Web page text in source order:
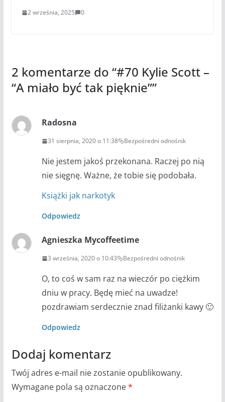
2 września, 2025 0
2 komentarze do “#70 Kylie Scott –
“A miało być tak pięknie””
Radosna
31 sierpnia, 2020 o 11:38 Bezpośredni odnośnik
Nie jestem jakoś przekonana. Raczej po nią
nie sięgnę. Ważne, że tobie się podobała.
Książki jak narkotyk
Odpowiedz
Agnieszka Mycoffeetime
3 września, 2020 o 10:43 Bezpośredni odnośnik
O, to coś w sam raz na wieczór po ciężkim
dniu w pracy. Będę mieć na uwadze!
pozdrawiam serdecznie znad filiżanki kawy 🙂
Odpowiedz
Dodaj komentarz
Twój adres e-mail nie zostanie opublikowany.
Wymagane pola są oznaczone*